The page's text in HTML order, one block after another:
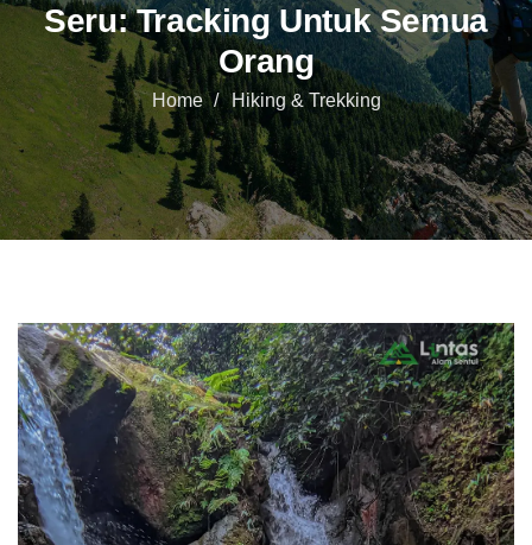
Seru: Tracking Untuk Semua
Orang
Home Hiking & Trekking